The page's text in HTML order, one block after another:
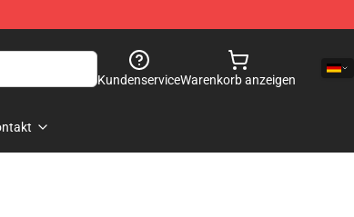
KundenserviceWarenkorb anzeigen